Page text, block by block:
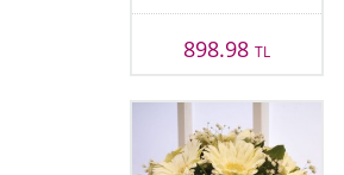
898.98 TL